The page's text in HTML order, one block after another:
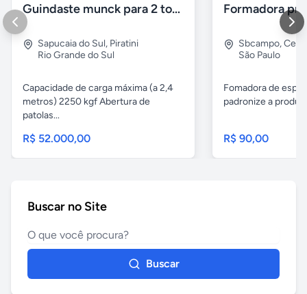
Guindaste munck para 2 toneladas
Sapucaia do Sul, Piratini
Rio Grande do Sul
Capacidade de carga máxima (a 2,4
metros) 2250 kgf Abertura de
patolas...
R$ 52.000,00
Sbcampo,
São Paulo
Fomadora de
padronize a
R$ 90,00
Buscar no Site
Buscar